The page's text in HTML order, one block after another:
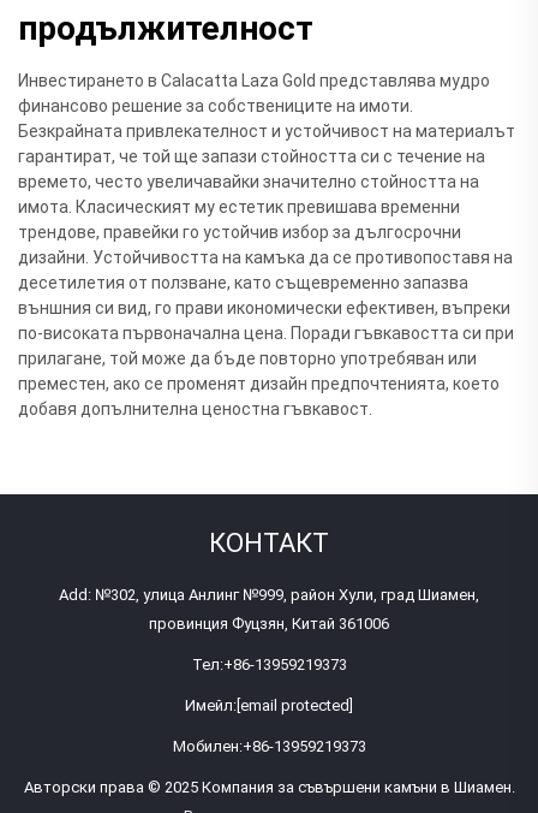
продължителност
Инвестирането в Calacatta Laza Gold представлява мудро
финансово решение за собствениците на имоти.
Безкрайната привлекателност и устойчивост на материалът
гарантират, че той ще запази стойността си с течение на
времето, често увеличавайки значително стойността на
имота. Класическият му естетик превишава временни
трендове, правейки го устойчив избор за дългосрочни
дизайни. Устойчивостта на камъка да се противопоставя на
десетилетия от ползване, като същевременно запазва
външния си вид, го прави икономически ефективен, въпреки
по-високата първоначална цена. Поради гъвкавостта си при
прилагане, той може да бъде повторно употребяван или
преместен, ако се променят дизайн предпочтенията, което
добавя допълнителна ценостна гъвкавост.
КОНТАКТ
Add: №302, улица Анлинг №999, район Хули, град Шиамен,
провинция Фуцзян, Китай 361006
Тел:+86-13959219373
Имейл: [email protected]
Мобилен:+86-13959219373
Авторски права © 2025 Компания за съвършени камъни в Шиамен.